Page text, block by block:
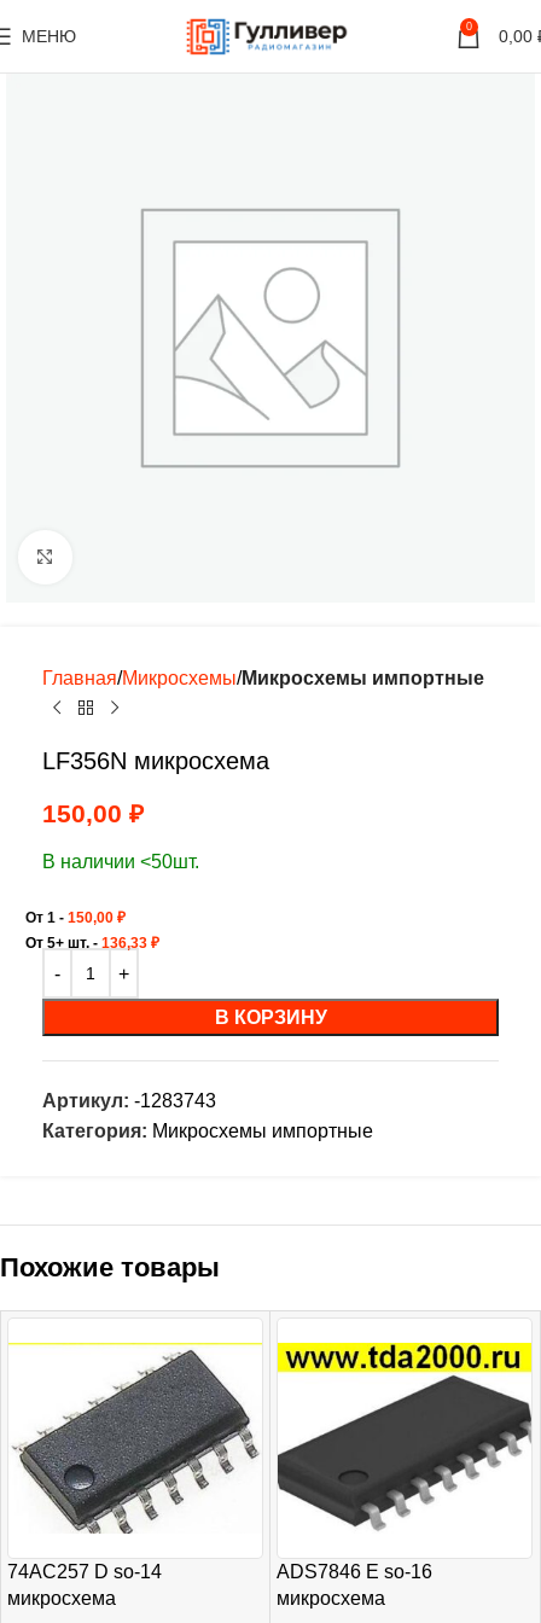
МЕНЮ 0 0,00
Главная Микросхемы Микросхемы импортные
LF356N микросхема
150,00 ₽
В наличии <50шт.
От 1 - 150,00 ₽
От 5+ шт. - 136,33 ₽
В КОРЗИНУ
Артикул: -1283743
Категория: Микросхемы импортные
Похожие товары
74AC257 D so-14
микросхема
ADS7846 E so-16
микросхема